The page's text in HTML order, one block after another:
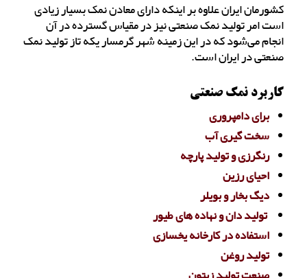
کشورمان ایران علاوه بر اینکه دارای معادن نمک بسیار زیادی
است امر تولید نمک صنعتی نیز در مقیاس گسترده در آن
انجام می‌شود که در این زمینه شهر گرمسار یکه تاز تولید نمک
صنعتی در ایران است.
کاربرد نمک صنعتی
برای دامپروری
سخت گیری آب
رنگرزی و تولید پارچه
احیای رزین
دیگ بخار و بویلر
تولید دان و نهاده های طیور
استفاده در کارخانه یخسازی
تولید روغن